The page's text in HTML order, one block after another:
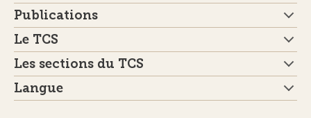
Publications
Le TCS
Les sections du TCS
Langue